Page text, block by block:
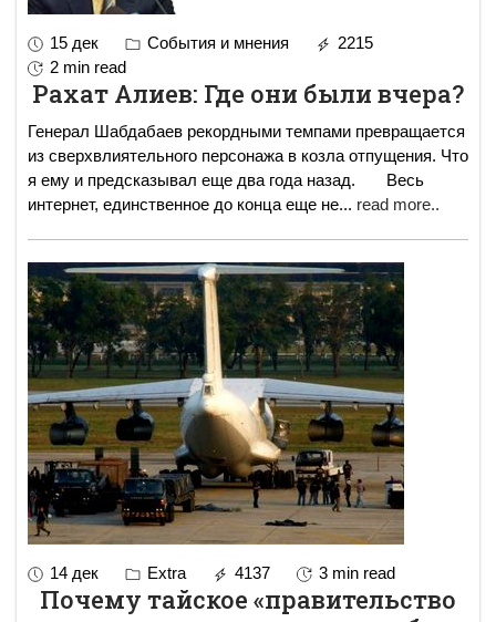
15 дек События и мнения
2215
2 min read
Рахат Алиев: Где они были вчера?
Генерал Шабдабаев рекордными темпами превращается
из сверхвлиятельного персонажа в козла отпущения. Что
я ему и предсказывал еще два года назад. Весь
интернет, единственное до конца еще не... read more..
14 дек Extra 4137 3 min read
Почему тайское «правительство